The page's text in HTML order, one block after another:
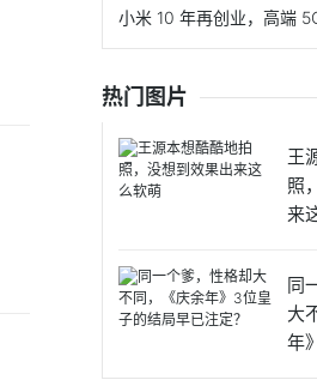
热门图片
王
照
来
同
大
年